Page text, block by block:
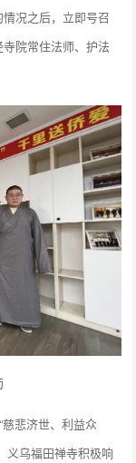
况之后，立即号召
院常住法师、护法
悲济世、利益众
义乌福田禅寺积极响